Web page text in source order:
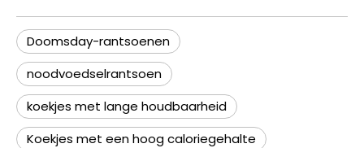
Doomsday-rantsoenen
noodvoedselrantsoen
koekjes met lange houdbaarheid
Koekjes met een hoog caloriegehalte